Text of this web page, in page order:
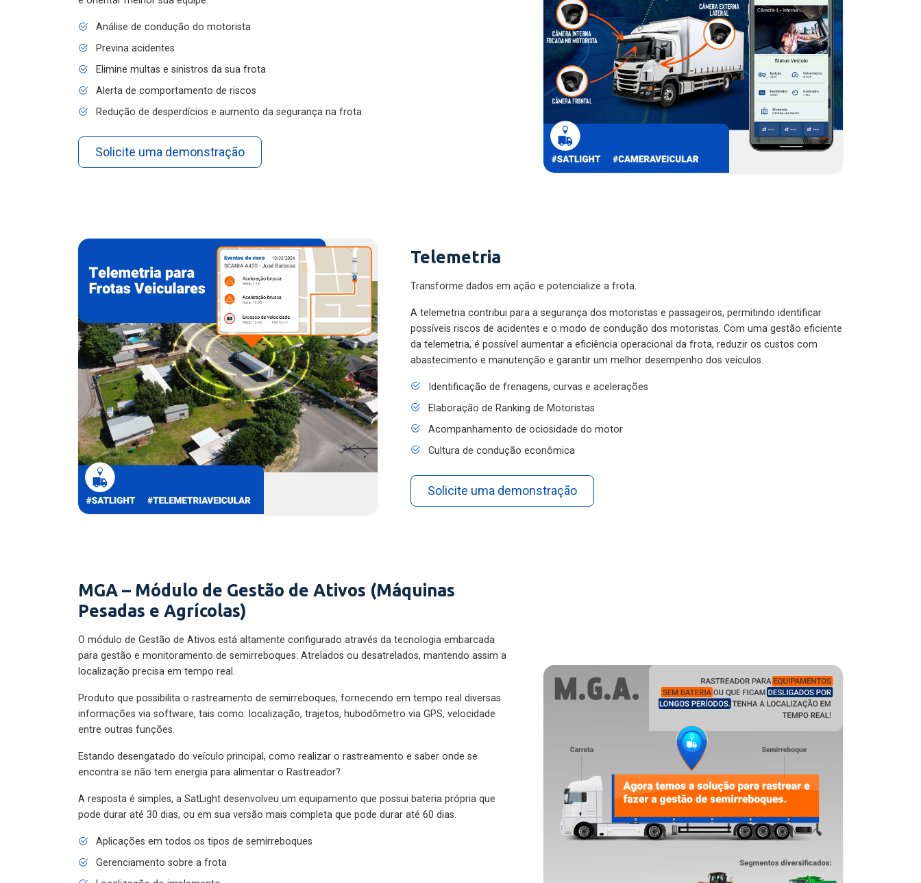
Análise de condução do motorista
Previna acidentes
Elimine multas e sinistros da sua frota
Alerta de comportamento de riscos
Redução de desperdícios e aumento da segurança na frota
Solicite uma demonstração
Telemetria
Transforme dados em ação e potencialize a frota.
A telemetria contribui para a segurança dos motoristas e passageiros, permitindo identificar
possíveis riscos de acidentes e o modo de condução dos motoristas. Com uma gestão eficiente
da telemetria, é possível aumentar a eficiência operacional da frota, reduzir os custos com
abastecimento e manutenção e garantir um melhor desempenho dos veículos.
Identificação de frenagens, curvas e acelerações
Elaboração de Ranking de Motoristas
Acompanhamento de ociosidade do motor
Cultura de condução econômica
Solicite uma demonstração
MGA – Módulo de Gestão de Ativos (Máquinas
Pesadas e Agrícolas)
O módulo de Gestão de Ativos está altamente configurado através da tecnologia embarcada
para gestão e monitoramento de semirreboques: Atrelados ou desatrelados, mantendo assim a
localização precisa em tempo real.
Produto que possibilita o rastreamento de semirreboques, fornecendo em tempo real diversas
informações via software, tais como: localização, trajetos, hubodômetro via GPS, velocidade
entre outras funções.
Estando desengatado do veículo principal, como realizar o rastreamento e saber onde se
encontra se não tem energia para alimentar o Rastreador?
A resposta é simples, a SatLight desenvolveu um equipamento que possui bateria própria que
pode durar até 30 dias, ou em sua versão mais completa que pode durar até 60 dias.
Aplicações em todos os tipos de semirreboques
Gerenciamento sobre a frota
Localização do implemento